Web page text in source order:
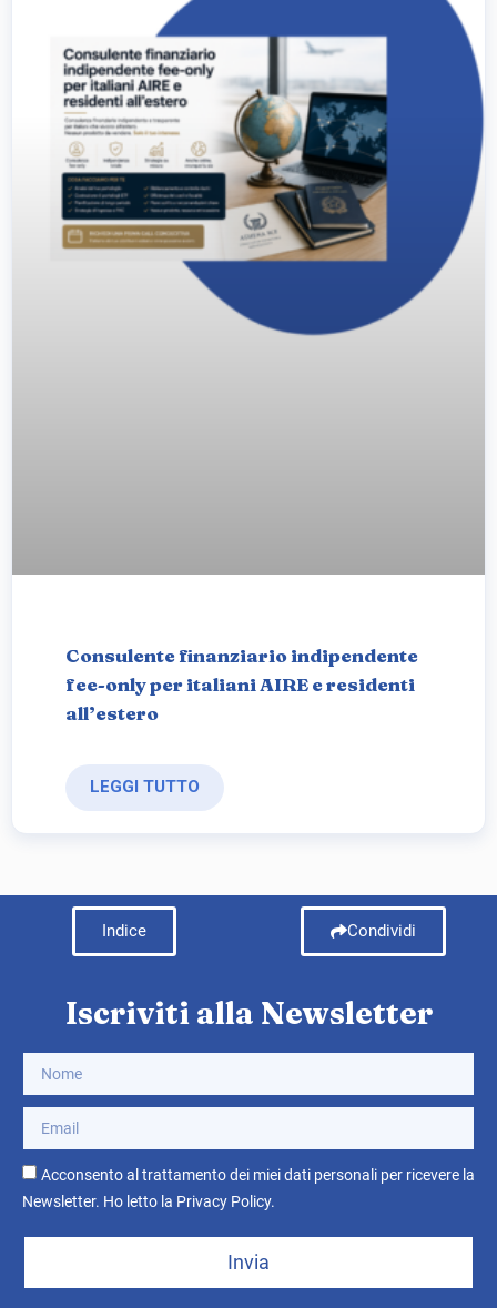
Consulente finanziario indipendente
fee-only per italiani AIRE e residenti
all’estero
LEGGI TUTTO
Indice Condividi
Iscriviti alla Newsletter
Acconsento al trattamento dei miei dati personali per ricevere la
Newsletter. Ho letto la Privacy Policy.
Invia